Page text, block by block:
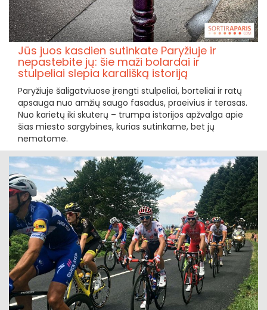
Jūs juos kasdien sutinkate Paryžiuje ir
nepastebite jų: šie maži bolardai ir
stulpeliai slepia karališką istoriją
Paryžiuje šaligatviuose įrengti stulpeliai, borteliai ir ratų
apsauga nuo amžių saugo fasadus, praeivius ir terasas.
Nuo karietų iki skuterų – trumpa istorijos apžvalga apie
šias miesto sargybines, kurias sutinkame, bet jų
nematome.